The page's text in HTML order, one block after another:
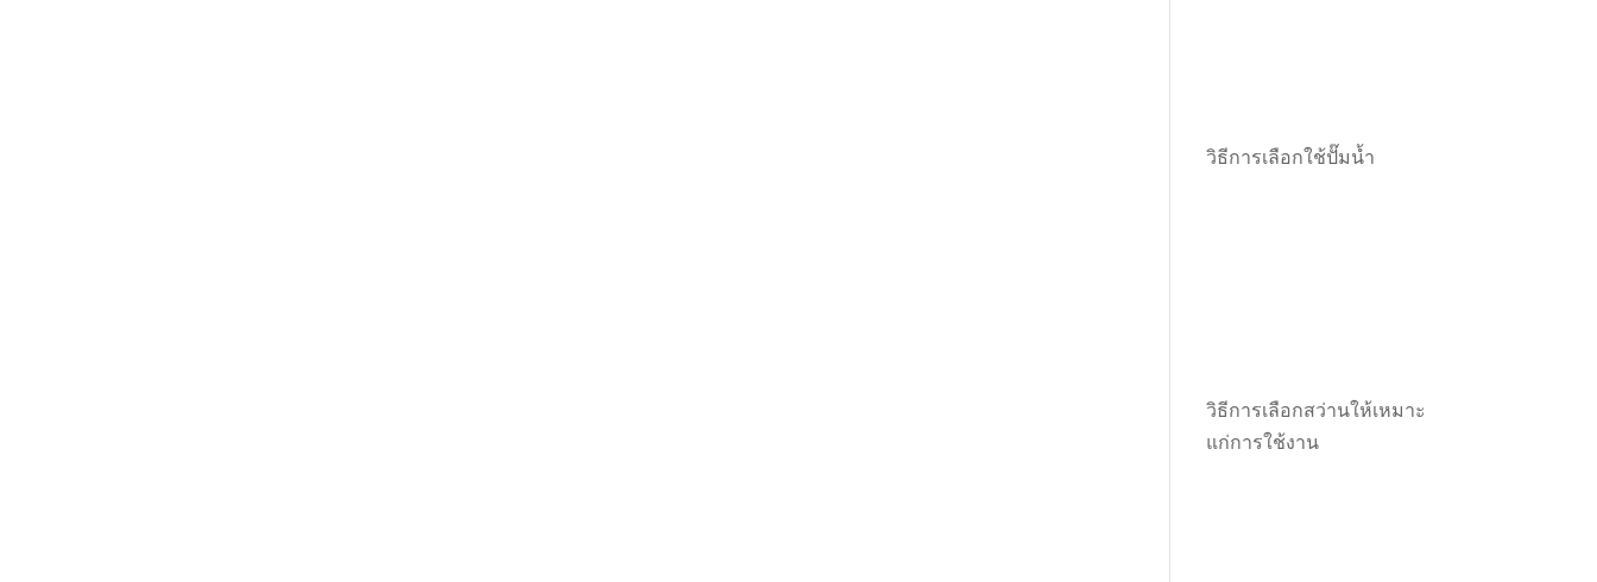
วิธีการเลือกใช้ปั๊มน้ำ
วิธีการเลือกสว่านให้เหมาะ
แก่การใช้งาน